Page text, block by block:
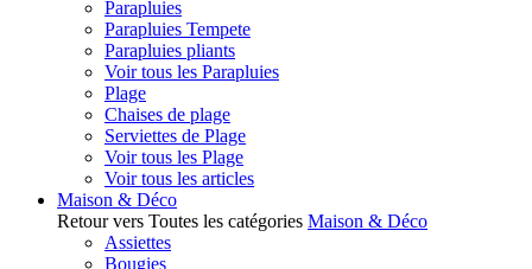
Parapluies
Parapluies Tempete
Parapluies pliants
Voir tous les Parapluies
Plage
Chaises de plage
Serviettes de Plage
Voir tous les Plage
Voir tous les articles
Maison & Déco
Retour vers Toutes les catégories Maison & Déco
Assiettes
Bougies